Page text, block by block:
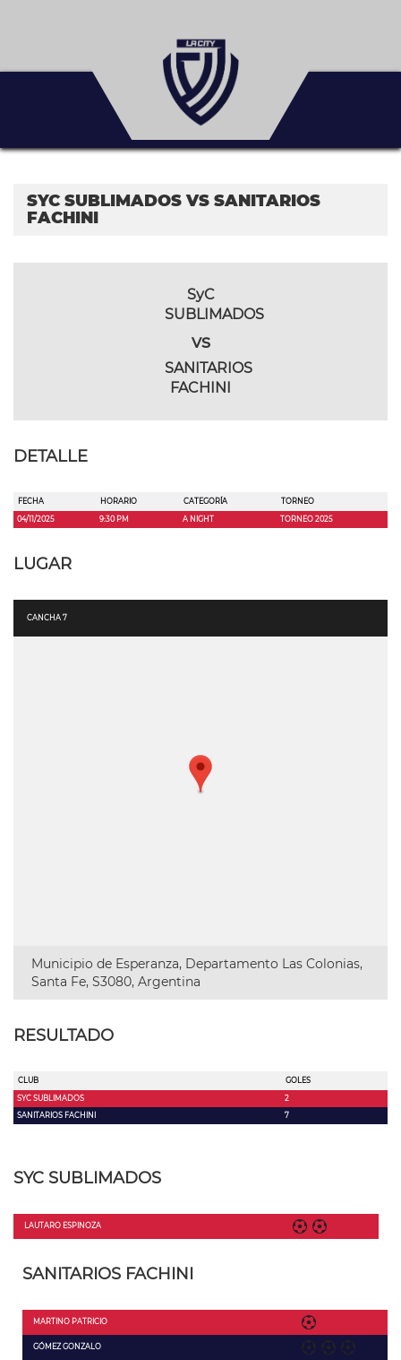
SYC SUBLIMADOS VS SANITARIOS
FACHINI
SyC
SUBLIMADOS
vs
SANITARIOS
FACHINI
DETALLE
FECHA HORARIO CATEGORÍA
TORNEO
04/11/2025
9:30 PM A NIGHT TORNEO 2025
LUGAR
CANCHA 7
Municipio de Esperanza, Departamento Las Colonias,
Santa Fe, S3080, Argentina
RESULTADO
CLUB
GOLES
SYC SUBLIMADOS
2
SANITARIOS FACHINI
7
SYC SUBLIMADOS
LAUTARO ESPINOZA
SANITARIOS FACHINI
MARTINO PATRICIO
GÓMEZ GONZALO